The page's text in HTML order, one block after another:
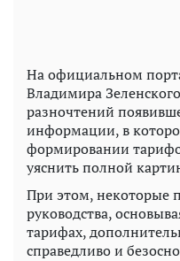
На официальном
Владимира
разночтений
информации, в
формировании
уяснить полной
При этом, некоторые
руководства,
тарифах,
справедливо и